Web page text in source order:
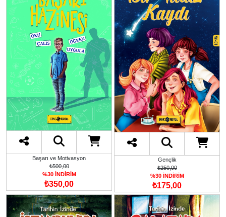
Başarı ve Motivasyon
₺500,00
%30 İNDİRİM
₺350,00
Gençlik
₺250,00
%30 İNDİRİM
₺175,00